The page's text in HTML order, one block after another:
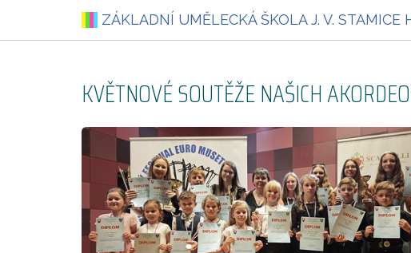
ZÁKLADNÍ UMĚLECKÁ ŠKOLAJ. V. STAMICE
KVĚTNOVÉ SOUTĚŽE NAŠICH